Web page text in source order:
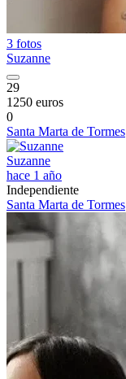
3 fotos
Suzanne
29
1250 euros
0
Santa Marta de Tormes
Suzanne
hace 1 año
Independiente
Santa Marta de Tormes